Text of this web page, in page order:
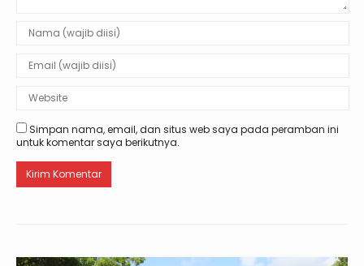
Simpan nama, email, dan situs web saya pada peramban ini
untuk komentar saya berikutnya.